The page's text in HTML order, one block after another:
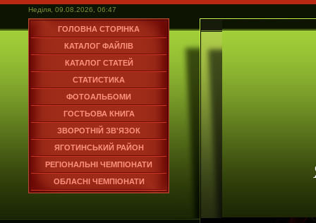
Неділя, 09.08.2026, 06:47
ГОЛОВНА СТОРІНКА
КАТАЛОГ ФАЙЛІВ
КАТАЛОГ СТАТЕЙ
СТАТИСТИКА
ФОТОАЛЬБОМИ
ГОСТЬОВА КНИГА
ЗВОРОТНІЙ ЗВ'ЯЗОК
ЯГОТИНСЬКИЙ РАЙОН
РЕГІОНАЛЬНІ ЧЕМПІОНАТИ
ОБЛАСНІ ЧЕМПІОНАТИ